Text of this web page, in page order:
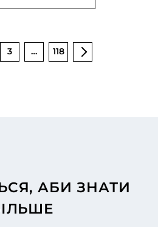
3 … 118
АБИ ЗНАТИ